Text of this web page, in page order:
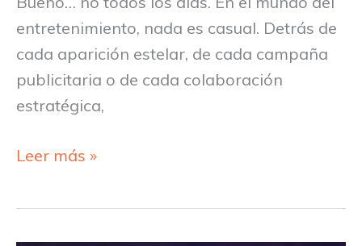
entretenimiento, nada es casual. Detrás de
cada aparición estelar, de cada campaña
publicitaria o de cada colaboración
estratégica,
Leer más »